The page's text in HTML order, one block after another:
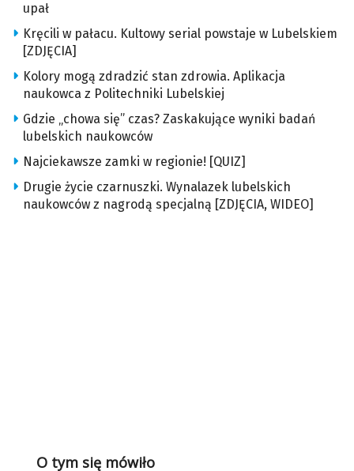
upał
Kręcili w pałacu. Kultowy serial powstaje w Lubelskiem
[ZDJĘCIA]
Kolory mogą zdradzić stan zdrowia. Aplikacja
naukowca z Politechniki Lubelskiej
Gdzie „chowa się” czas? Zaskakujące wyniki badań
lubelskich naukowców
Najciekawsze zamki w regionie! [QUIZ]
Drugie życie czarnuszki. Wynalazek lubelskich
naukowców z nagrodą specjalną [ZDJĘCIA, WIDEO]
O tym się mówiło